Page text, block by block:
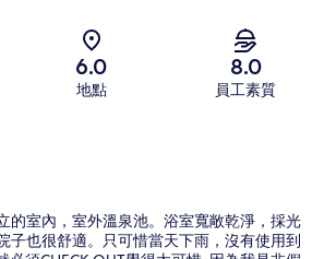
6.0
地點
8.0
員工素質
的室內，室外溫泉池。浴室寬敞乾淨，採光
子也很舒適。只可惜當天下雨，沒有使用到